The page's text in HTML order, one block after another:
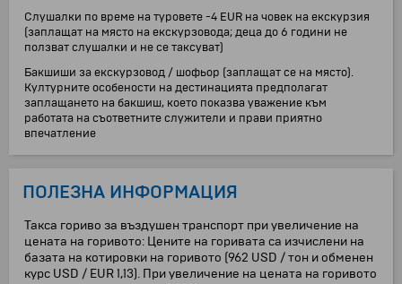
Слушалки по време на туровете -4 EUR на човек на екскурзия
(заплащат на място на екскурзовода; деца до 6 години не
ползват слушалки и не се таксуват)
Бакшиши за екскурзовод / шофьор (заплащат се на място).
Културните особености на дестинацията предполагат
заплащането на бакшиш, което показва уважение към
работата на съответните служители и прави приятно
впечатление
ПОЛЕЗНА ИНФОРМАЦИЯ
Такса гориво за въздушен транспорт при увеличение на
цената на горивото: Цените на горивата са изчислени на
базата на котировки на горивото (962 USD / тон и обменен
курс USD / EUR 1,13). При увеличение на цената на горивото